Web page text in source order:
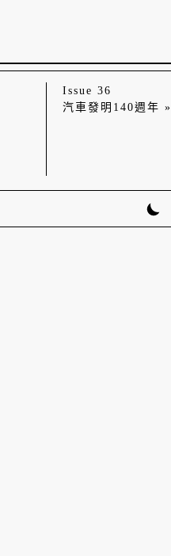
Issue 36
汽車發明140週年 »